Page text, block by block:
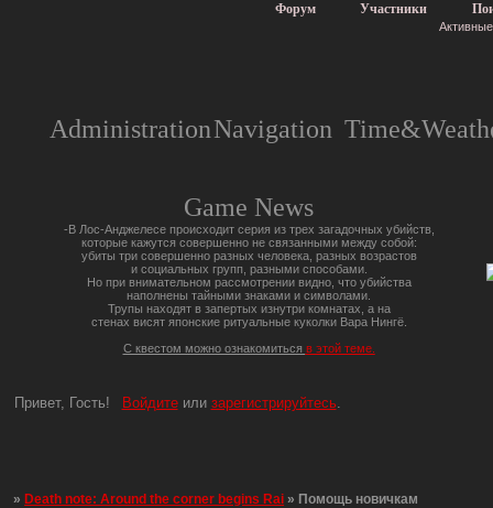
Форум Участники
AdministrationNavigation
Game News
-В Лос-Анджелесе происходит серия из трех загадочных убийств,
которые кажутся совершенно не связанными между собой:
убиты три совершенно разных человека, разных возрастов
и социальных групп, разными способами.
Но при внимательном рассмотрении видно, что убийства
наполнены тайными знаками и символами.
Трупы находят в запертых изнутри комнатах, а на
стенах висят японские ритуальные куколки Вара Нингё.
С квестом можно ознакомиться в этой теме.
Привет, Гость! Войдитеили зарегистрируйтесь.
»Death note: Around the corner begins Rai » Помощь новичкам